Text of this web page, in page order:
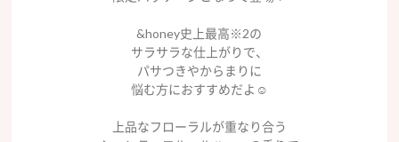
&honey史上最高※2の
サラサラな仕上がりで、
パサつきやからまりに
悩む方におすすめだよ☺️
上品なフローラルが重なり合う